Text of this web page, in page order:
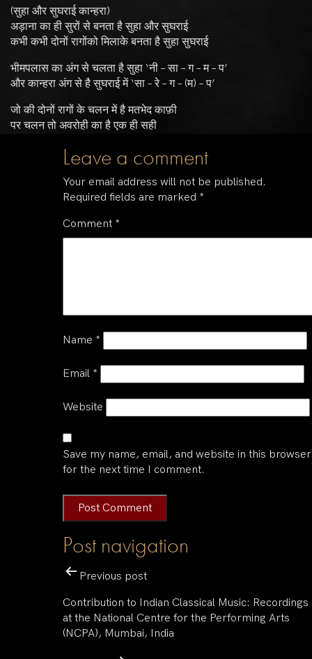
(सुहा और सुघराई कान्हरा)
अड़ाना का ही सुरों से बनता है सुहा और सुघराई
कभी कभी दोनों रागोंको मिलाके बनता है सुहा सुघराई
भीमपलास का अंग से चलता है सुहा ‘नी – सा – ग – म – प’
और कान्हरा अंग से है सुघराई में ‘सा – रे – ग – (म) – प’
जो की दोनों रागों के चलन में है मतभेद काफ़ी
पर चलन तो अवरोही का है एक ही सही
Leave a comment
Your email address will not be published.
Required fields are marked *
Comment *
Name *
Email *
Website
Save my name, email, and website in this browser
for the next time I comment.
Post navigation
Previous post
Contribution to Indian Classical Music: Recordings
at the National Centre for the Performing Arts
(NCPA), Mumbai, India